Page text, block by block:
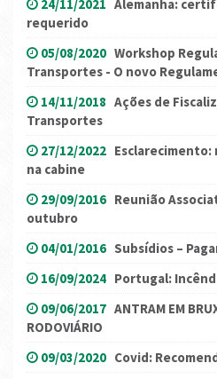
24/11/2021 Alemanha:
requerido
05/08/2020 Workshop
Transportes - O novo
14/11/2018 Ações de
Transportes
27/12/2022
na cabine
29/09/2016 Reunião
outubro
04/01/2016 Subsídios –
16/09/2024 Portugal:
09/06/2017 ANTRAM EM
RODOVIÁRIO
09/03/2020 Covid: